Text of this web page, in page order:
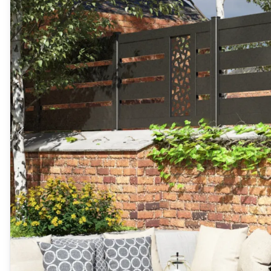
Produits > Habillages extérieur aluminium > Habillage de
Produits > Habillages extérieur aluminium > Habillage de
Produits > Habillages extérieur aluminium > Habillage de
Produits > Habillages extérieur aluminium > Habillage de
Produits > Habillages extérieur aluminium > Habillage de
Produits > Habillages extérieur aluminium > Treillis
Produits > Produits par collection > Comparer les
Produits > Produits par collection > Collection Archy
Produits > Produits par collection > Collection Cosy
Produits > Produits par collection > Collection Trady
Produits > Produits par collection > Collection Fresk
Produits > Produits par collection > Collection Bois
Produits > Produits par collection > Collection Ceklo
Produits > Coloris et décors > Coloris aluminium
Produits > Coloris et décors > Coloris aluminium ton bois
Produits > Coloris et décors > Essences de bois
Produits > Coloris et décors > Coloris sur-mesure
Produits > Coloris et décors > Décors Fresk
Produits > Options > Poteaux